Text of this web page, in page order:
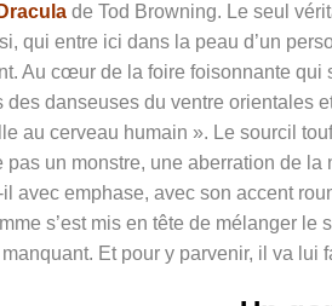
Dracula de Tod Browning. Le seul
qui entre ici dans la peau d’un
Au cœur de la foire foisonnante qui
des danseuses du ventre orientales
au cerveau humain ». Le sourcil
pas un monstre, une aberration de
il avec emphase, avec son accent
s’est mis en tête de mélanger
Et pour y parvenir, il va